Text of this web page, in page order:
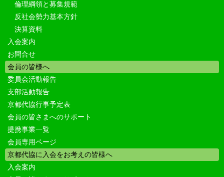
倫理綱領と募集規範
反社会勢力基本方針
決算資料
入会案内
お問合せ
会員の皆様へ
委員会活動報告
支部活動報告
京都代協行事予定表
会員の皆さまへのサポート
提携事業一覧
会員専用ページ
京都代協に入会をお考えの皆様へ
入会案内